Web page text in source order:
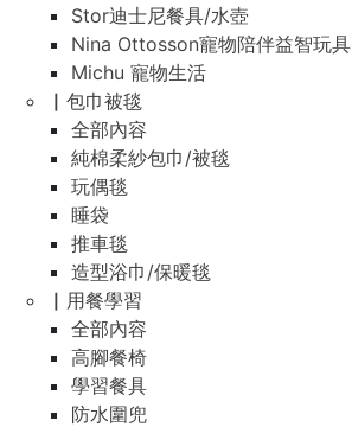
Stor迪士尼餐具/水壺
Nina Ottosson寵物陪伴益智玩具
Michu 寵物生活
▏包巾被毯
全部內容
純棉柔紗包巾/被毯
玩偶毯
睡袋
推車毯
造型浴巾/保暖毯
▏用餐學習
全部內容
高腳餐椅
學習餐具
防水圍兜